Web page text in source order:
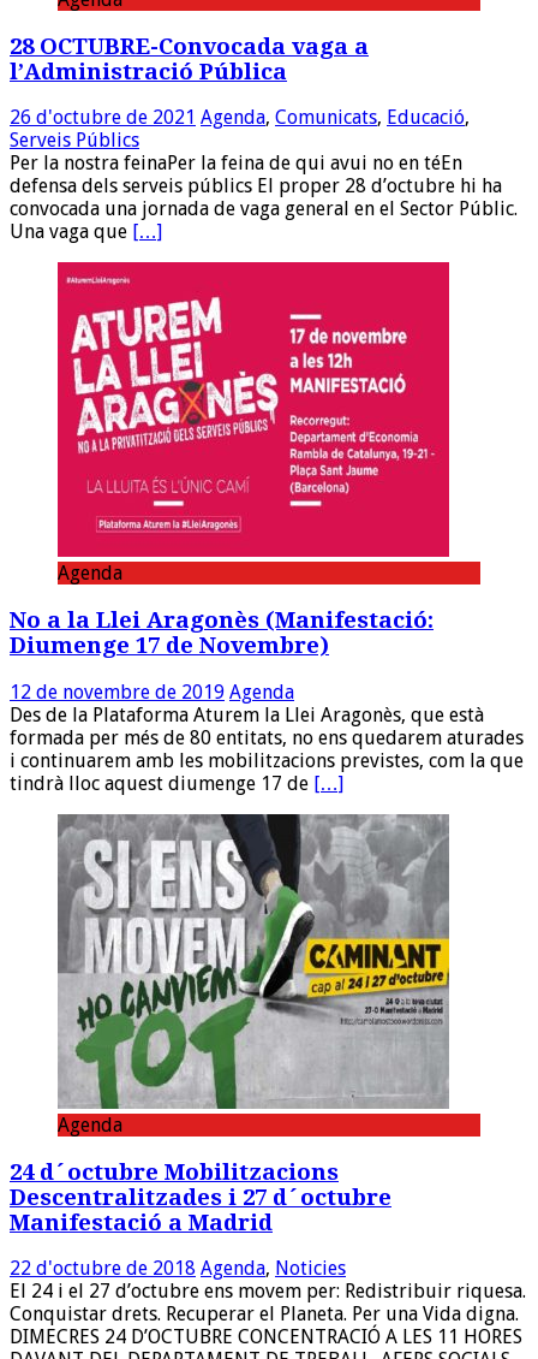
28 OCTUBRE-Convocada vaga a
l’Administració Pública
26 d'octubre de 2021 Agenda, Comunicats, Educació,
Serveis Públics
Per la nostra feinaPer la feina de qui avui no en téEn
defensa dels serveis públics El proper 28 d’octubre hi ha
convocada una jornada de vaga general en el Sector Públic.
Una vaga que […]
Agenda
No a la Llei Aragonès (Manifestació:
Diumenge 17 de Novembre)
12 de novembre de 2019 Agenda
Des de la Plataforma Aturem la Llei Aragonès, que està
formada per més de 80 entitats, no ens quedarem aturades
i continuarem amb les mobilitzacions previstes, com la que
tindrà lloc aquest diumenge 17 de […]
Agenda
24 d´octubre Mobilitzacions
Descentralitzades i 27 d´octubre
Manifestació a Madrid
22 d'octubre de 2018 Agenda, Noticies
El 24 i el 27 d’octubre ens movem per: Redistribuir riquesa.
Conquistar drets. Recuperar el Planeta. Per una Vida digna.
DIMECRES 24 D’OCTUBRE CONCENTRACIÓ A LES 11 HORES